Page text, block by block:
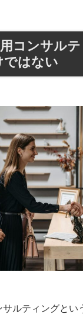
コンサル
ではない
ルティングとい